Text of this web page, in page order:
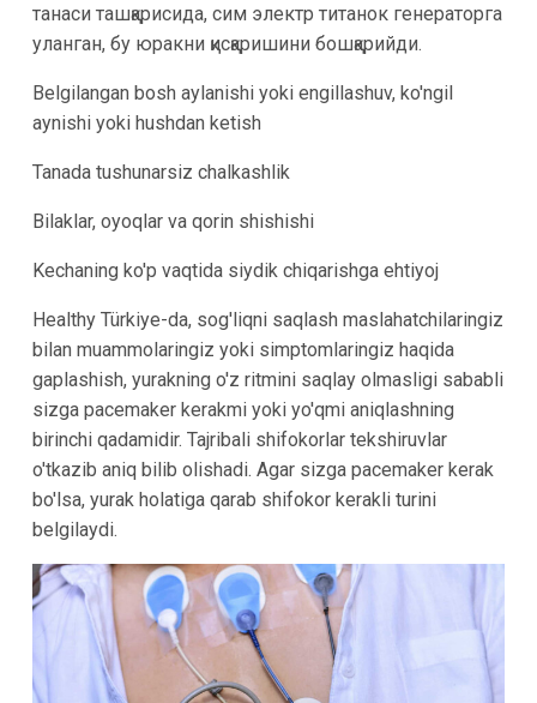
танаси ташқарисида, сим электр титанок генераторга
уланган, бу юракни қисқаришини бошқарийди.
Belgilangan bosh aylanishi yoki engillashuv, ko'ngil
aynishi yoki hushdan ketish
Tanada tushunarsiz chalkashlik
Bilaklar, oyoqlar va qorin shishishi
Kechaning ko'p vaqtida siydik chiqarishga ehtiyoj
Healthy Türkiye-da, sog'liqni saqlash maslahatchilaringiz
bilan muammolaringiz yoki simptomlaringiz haqida
gaplashish, yurakning o'z ritmini saqlay olmasligi sababli
sizga pacemaker kerakmi yoki yo'qmi aniqlashning
birinchi qadamidir. Tajribali shifokorlar tekshiruvlar
o'tkazib aniq bilib olishadi. Agar sizga pacemaker kerak
bo'lsa, yurak holatiga qarab shifokor kerakli turini
belgilaydi.